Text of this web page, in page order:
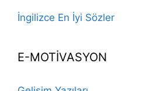
İngilizce En İyi Sözler
E-MOTİVASYON